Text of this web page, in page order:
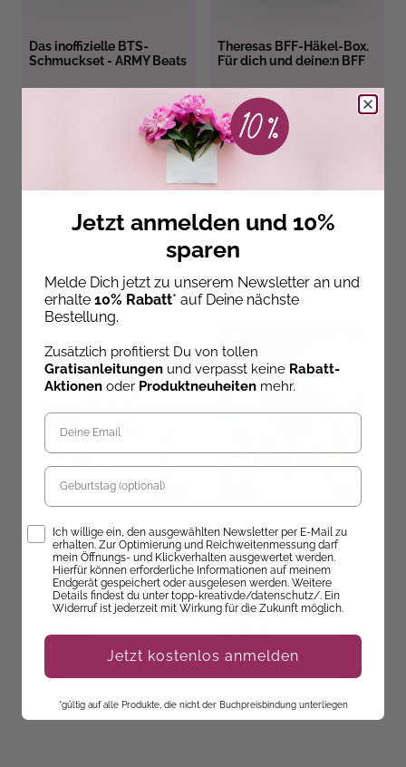
Das inoffizielle BTS-
Schmuckset - ARMY Beats
Theresas BFF-Häkel-Box.
Für dich und deine:n BFF
Sofort Lieferbar
17,99 €
Entdecke unsere Neuheiten!
Doerthe Eisterlehner
Lovely Lanyards häkeln
Sofort Lieferbar
Anja Ritterhoff
Herbstliche
Fensterbilder
(kreativ.kompakt)
Sofort Lieferbar
Jetzt anmelden und 10%
sparen
Melde Dich jetzt zu unserem Newsletter an und
erhalte 10% Rabatt* auf Deine nächste
Bestellung.
Zusätzlich profitierst Du von tollen
Gratisanleitungen und verpasst keine Rabatt-
Aktionen oder Produktneuheiten mehr.
Geburtstag
Opt-InIch willige ein, den ausgewählten Newsletter per E-Mail zu
erhalten. Zur Optimierung und Reichweitenmessung darf
mein Öffnungs- und Klickverhalten ausgewertet werden.
Hierfür können erforderliche Informationen auf meinem
Endgerät gespeichert oder ausgelesen werden. Weitere
Details findest du unter topp-kreativ.de/datenschutz/. Ein
Widerruf ist jederzeit mit Wirkung für die Zukunft möglich.
Jetzt kostenlos anmelden
*gültig auf alle Produkte, die nicht der Buchpreisbindung unterliegen